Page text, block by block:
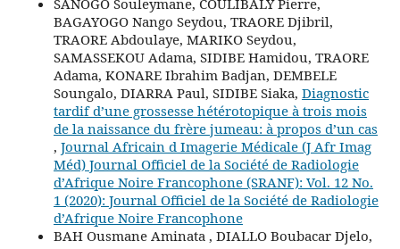
BAGAYOGO Nango Seydou, TRAORE Djibril,
TRAORE Abdoulaye, MARIKO Seydou,
SAMASSEKOU Adama, SIDIBE Hamidou, TRAORE
Adama, KONARE Ibrahim Badjan, DEMBELE
Soungalo, DIARRA Paul, SIDIBE Siaka, Diagnostic
tardif d’une grossesse hétérotopique à trois mois
de la naissance du frère jumeau: à propos d’un cas
, Journal Africain d Imagerie Médicale (J Afr Imag
Méd) Journal Officiel de la Société de Radiologie
d’Afrique Noire Francophone (SRANF): Vol. 12 No.
1 (2020): Journal Officiel de la Société de Radiologie
d’Afrique Noire Francophone
BAH Ousmane Aminata , DIALLO Boubacar Djelo,